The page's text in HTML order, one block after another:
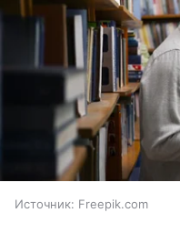
Источник: Freepik.com